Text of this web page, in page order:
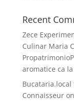
Recent
Zece
Culinar Maria
aromatice ca
Connaisseuron